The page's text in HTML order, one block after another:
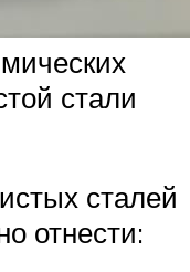
стали
сталей
отнести: